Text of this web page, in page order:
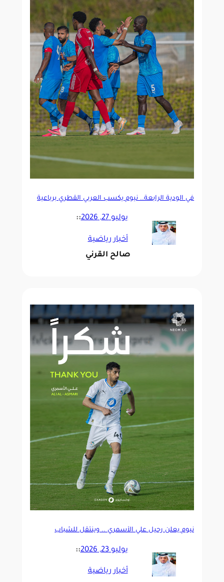
في الودية الرابعة.. نيوم يكسب العربي القطري برباعية
يوليو 27, 2026 ::
أخبار رياضية
صالح القرني
نيوم يعلن رحيل علي الأسمري .. وينتقل للشباب
يوليو 23, 2026 ::
أخبار رياضية